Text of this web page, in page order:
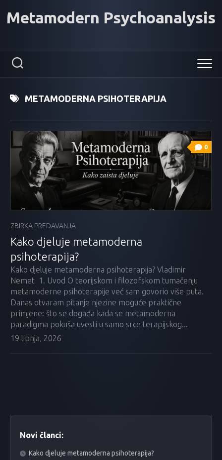
Metamodern Psychoanalysis
METAMODERNA PSIHOTERAPIJA
0
ZBIRKA PREDAVANJA
Kako djeluje metamoderna
psihoterapija?
Kako djeluje metamoderna psihoterapija? Vladimir
Nemet 1. Uvod O teorijskom i filozofskom tumačenju
metamoderne psihoterapije već sam govorio više puta.
Danas otvaram pitanje njezine moguće praktične
primjene: što se događa kada se metamoderna
paradigma pokuša uvesti u samo srce terapijskog...
19 lipnja, 2026
Novi članci:
Kako djeluje metamoderna psihoterapija?